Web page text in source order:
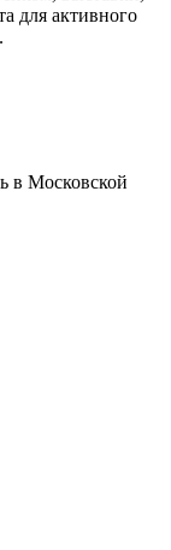
для активного
в Московской